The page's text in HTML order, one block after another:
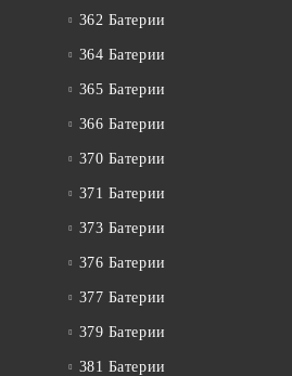
362 Батерии
364 Батерии
365 Батерии
366 Батерии
370 Батерии
371 Батерии
373 Батерии
376 Батерии
377 Батерии
379 Батерии
381 Батерии